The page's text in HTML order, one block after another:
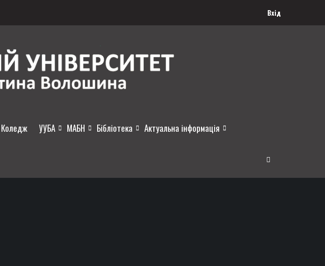
Вхід
Коледж УУБА МАБН Бібліотека Актуальна інформація